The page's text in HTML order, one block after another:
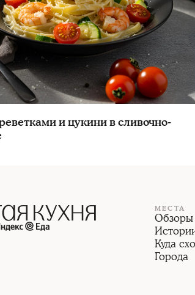
и цукини в сливочно-
МЕСТА
Обзоры
Куда
Города